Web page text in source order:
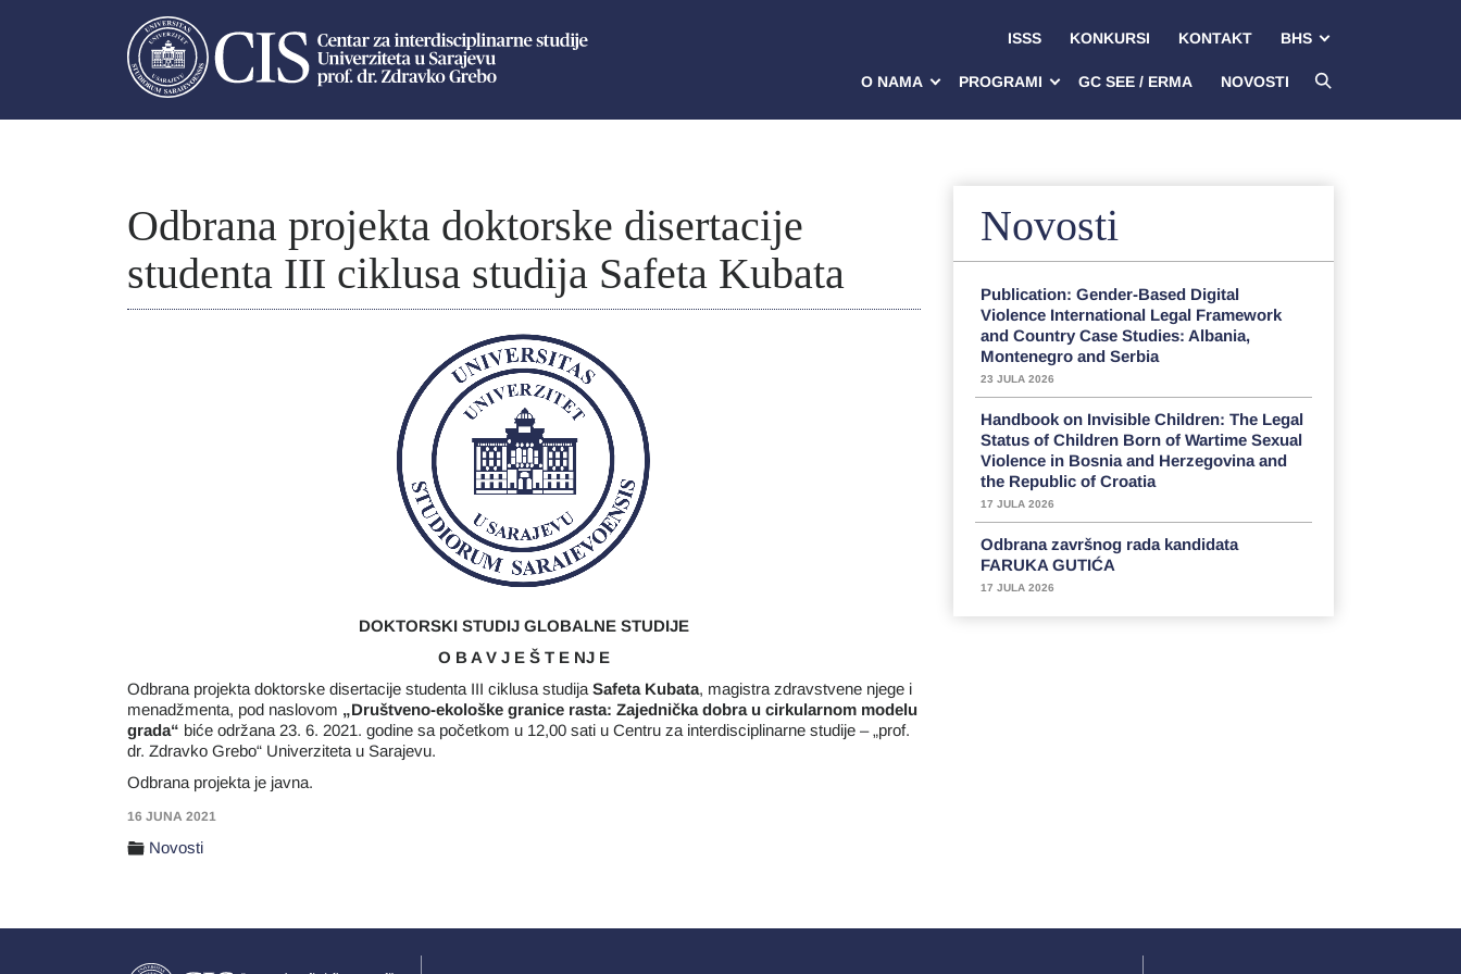
ISSS KONKURSI KONTAKT BHS
O NAMA PROGRAMI GC SEE / ERMA NOVOSTI
Odbrana projekta doktorske disertacije
studenta III ciklusa studija Safeta Kubata
DOKTORSKI STUDIJ GLOBALNE STUDIJE
O B A V J E Š T E NJ E
Odbrana projekta doktorske disertacije studenta III ciklusa studija Safeta Kubata, magistra zdravstvene njege i
menadžmenta, pod naslovom „Društveno-ekološke granice rasta: Zajednička dobra u cirkularnom modelu
grada“ biće održana 23. 6. 2021. godine sa početkom u 12,00 sati u Centru za interdisciplinarne studije – „prof.
dr. Zdravko Grebo“ Univerziteta u Sarajevu.
Odbrana projekta je javna.
16 JUNA 2021
Novosti
Novosti
Publication: Gender-Based Digital
Violence International Legal Framework
and Country Case Studies: Albania,
Montenegro and Serbia
23 JULA 2026
Handbook on Invisible Children: The Legal
Status of Children Born of Wartime Sexual
Violence in Bosnia and Herzegovina and
the Republic of Croatia
17 JULA 2026
Odbrana završnog rada kandidata
FARUKA GUTIĆA
17 JULA 2026